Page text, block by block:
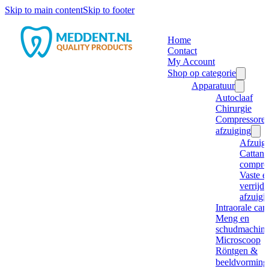
Skip to main contentSkip to footer
Home
Contact
My Account
Shop op categorie
Apparatuur
Autoclaaf
Chirurgie
afzuiging
Cattani
Vaste
Intraorale
Meng en
Microscoop
Röntgen &
beeldvorming